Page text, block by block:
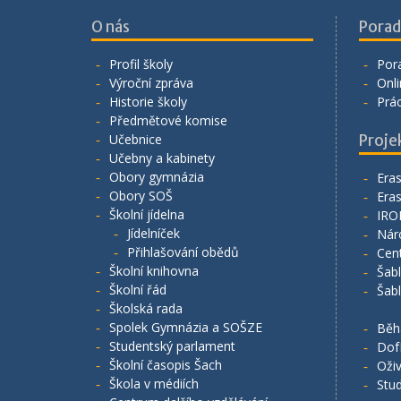
O nás
Profil školy
Výroční zpráva
Historie školy
Předmětové komise
Učebnice
Učebny a kabinety
Obory gymnázia
Obory SOŠ
Školní jídelna
Jídelníček
Přihlašování obědů
Školní knihovna
Školní řád
Školská rada
Spolek Gymnázia a SOŠZE
Studentský parlament
Školní časopis Šach
Škola v médiích